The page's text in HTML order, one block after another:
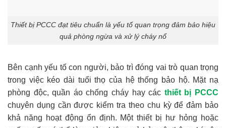
Thiết bị PCCC đạt tiêu chuẩn là yếu tố quan trọng đảm bảo hiệu
quả phòng ngừa và xử lý cháy nổ
Bên cạnh yếu tố con người, bảo trì đóng vai trò quan trọng
trong việc kéo dài tuổi thọ của hệ thống bảo hộ. Mặt nạ
phòng độc, quần áo chống cháy hay các thiết bị PCCC
chuyên dụng cần được kiểm tra theo chu kỳ để đảm bảo
khả năng hoạt động ổn định. Một thiết bị hư hỏng hoặc